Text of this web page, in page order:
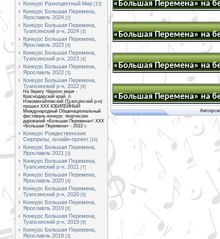
Конкурс Разноцветный Мир [15]
Конкурс Большая Перемена,
Ярославль 2024 [2]
Конкурс Большая Перемена,
Туапсинский р-н, 2024 [3]
Конкурс Большая Перемена,
Ярославль 2023 [4]
Конкурс Большая Перемена,
Туапсинский р-н, 2023 [4]
Конкурс Большая Перемена,
Ярославль 2022 [3]
Конкурс Большая Перемена,
Туапсинский р-н, 2022 [8]
На берегу Чёрного моря -
Краснодарский край, п.
Новомихайловский (Туапсинский р-н)
прошел XXX ЮБИЛЕЙНЫЙ
Международный Общенациональный
фестиваль-конкурс творческих
дарований «Большая Перемена»! XXX
«Большая Перемена» - 2022 г.
Конкурс Рождественские
Сюрпризы, онлайн-проект [10]
Конкурс Большая Перемена,
Ярославль 2021 [3]
Конкурс Большая Перемена,
Туапсинский р-н, 2021 [7]
Конкурс Большая Перемена,
Ярославль 2020 [4]
Конкурс Большая Перемена,
Туапсинский р-н, 2020 [6]
Конкурс Большая Перемена,
Ярославль 2019 [6]
Конкурс Большая Перемена,
Туапсинский р-н, 2019 [8]
Конкурс Большая Перемена,
Ярославль 2018 [3]